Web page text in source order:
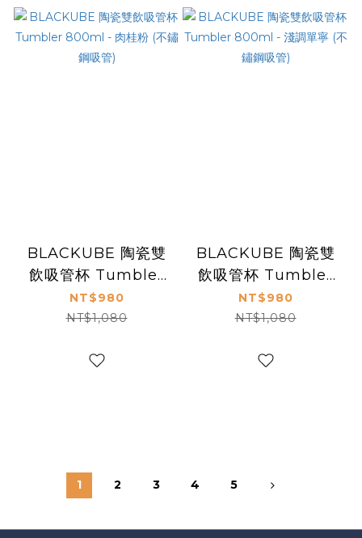
BLACKUBE 陶瓷雙
飲吸管杯 Tumbler
800ml - 肉桂粉 (不
鏽鋼吸管)
NT$980
NT$1,080
BLACKUBE 陶瓷雙
飲吸管杯 Tumbler
800ml - 淺調單寧
(不鏽鋼吸管)
NT$980
NT$1,080
1 2 3 4 5